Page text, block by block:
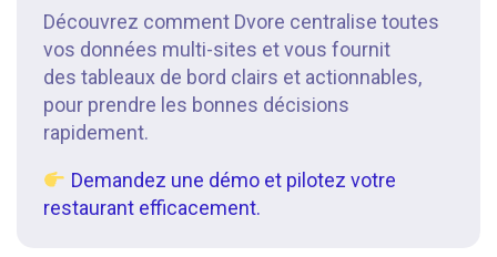
Découvrez comment Dvore centralise toutes
vos données multi-sites et vous fournit
des tableaux de bord clairs et actionnables,
pour prendre les bonnes décisions
rapidement.
Demandez une démo et pilotez votre
restaurant efficacement.